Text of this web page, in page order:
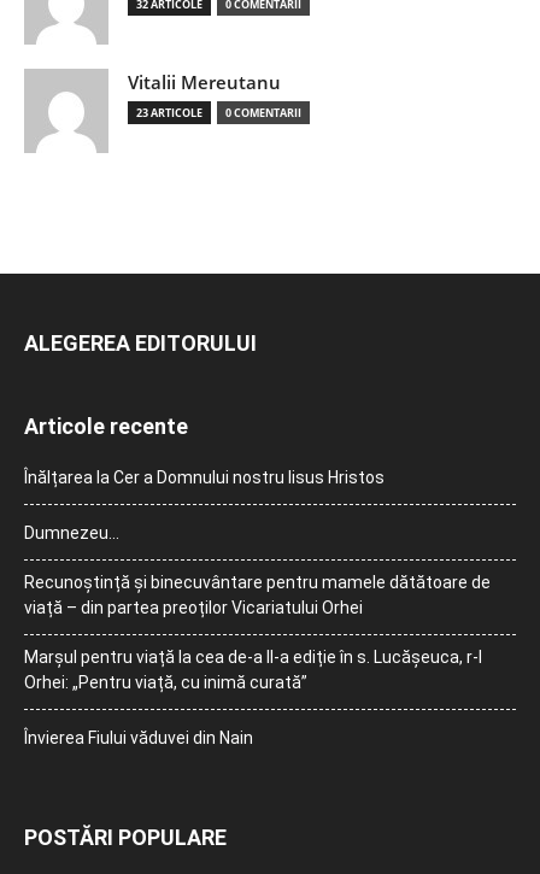
32 ARTICOLE 0 COMENTARII
Vitalii Mereutanu
23 ARTICOLE 0 COMENTARII
ALEGEREA EDITORULUI
Articole recente
Înălțarea la Cer a Domnului nostru Iisus Hristos
Dumnezeu…
Recunoștință și binecuvântare pentru mamele dătătoare de
viață – din partea preoților Vicariatului Orhei
Marșul pentru viață la cea de-a II-a ediție în s. Lucășeuca, r-l
Orhei: „Pentru viață, cu inimă curată”
Învierea Fiului văduvei din Nain
POSTĂRI POPULARE